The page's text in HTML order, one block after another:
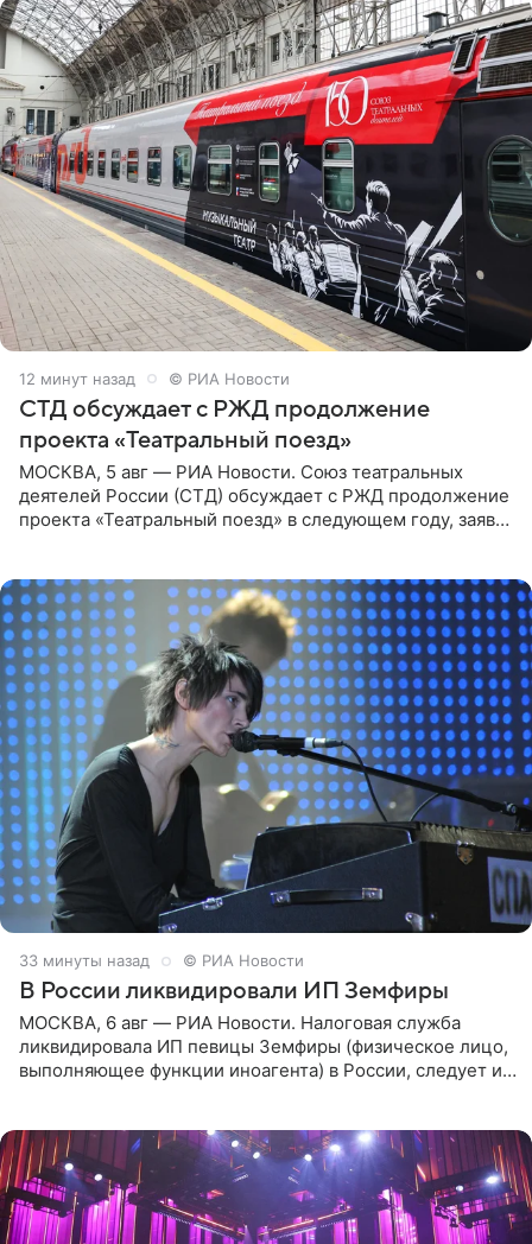
12 минут назад © РИА Новости
СТД обсуждает с РЖД продолжение
проекта «Театральный поезд»
МОСКВА, 5 авг — РИА Новости. Союз театральных
деятелей России (СТД) обсуждает с РЖД продолжение
проекта «Театральный поезд» в следующем году, заявил
33 минуты назад © РИА Новости
В России ликвидировали ИП Земфиры
МОСКВА, 6 авг — РИА Новости. Налоговая служба
ликвидировала ИП певицы Земфиры (физическое лицо,
выполняющее функции иноагента) в России, следует из